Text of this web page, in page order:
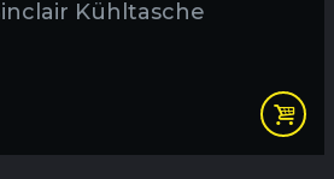
Kühltasche